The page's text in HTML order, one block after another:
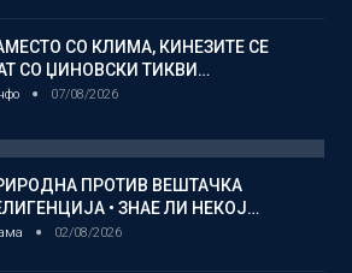
СО КЛИМА, КИНЕЗИТЕ СЕ
СО ЏИНОВСКИ ТИКВИ…
07/08/2026
ПРОТИВ ВЕШТАЧКА
• ЗНАЕ ЛИ НЕКОЈ…
02/08/2026